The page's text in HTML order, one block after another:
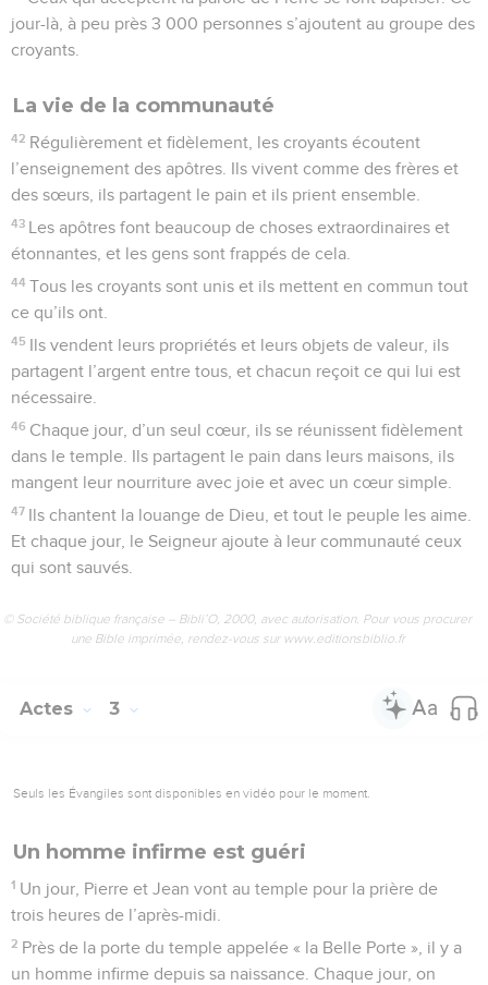
jour-là, à peu près 3 000 personnes s’ajoutent au groupe des
croyants.
La vie de la communauté
42 Régulièrement et fidèlement, les croyants écoutent
l’enseignement des apôtres. Ils vivent comme des frères et
des sœurs, ils partagent le pain et ils prient ensemble.
43 Les apôtres font beaucoup de choses extraordinaires et
étonnantes, et les gens sont frappés de cela.
44 Tous les croyants sont unis et ils mettent en commun tout
ce qu’ils ont.
45 Ils vendent leurs propriétés et leurs objets de valeur, ils
partagent l’argent entre tous, et chacun reçoit ce qui lui est
nécessaire.
46 Chaque jour, d’un seul cœur, ils se réunissent fidèlement
dans le temple. Ils partagent le pain dans leurs maisons, ils
mangent leur nourriture avec joie et avec un cœur simple.
47 Ils chantent la louange de Dieu, et tout le peuple les aime.
Et chaque jour, le Seigneur ajoute à leur communauté ceux
qui sont sauvés.
© Société biblique française – Bibli’O, 2000, avec autorisation. Pour vous procurer
une Bible imprimée, rendez-vous sur www.editionsbiblio.fr
Actes 3
Seuls les Évangiles sont disponibles en vidéo pour le moment.
Un homme infirme est guéri
1 Un jour, Pierre et Jean vont au temple pour la prière de
trois heures de l’après-midi.
2 Près de la porte du temple appelée « la Belle Porte », il y a
un homme infirme depuis sa naissance. Chaque jour, on